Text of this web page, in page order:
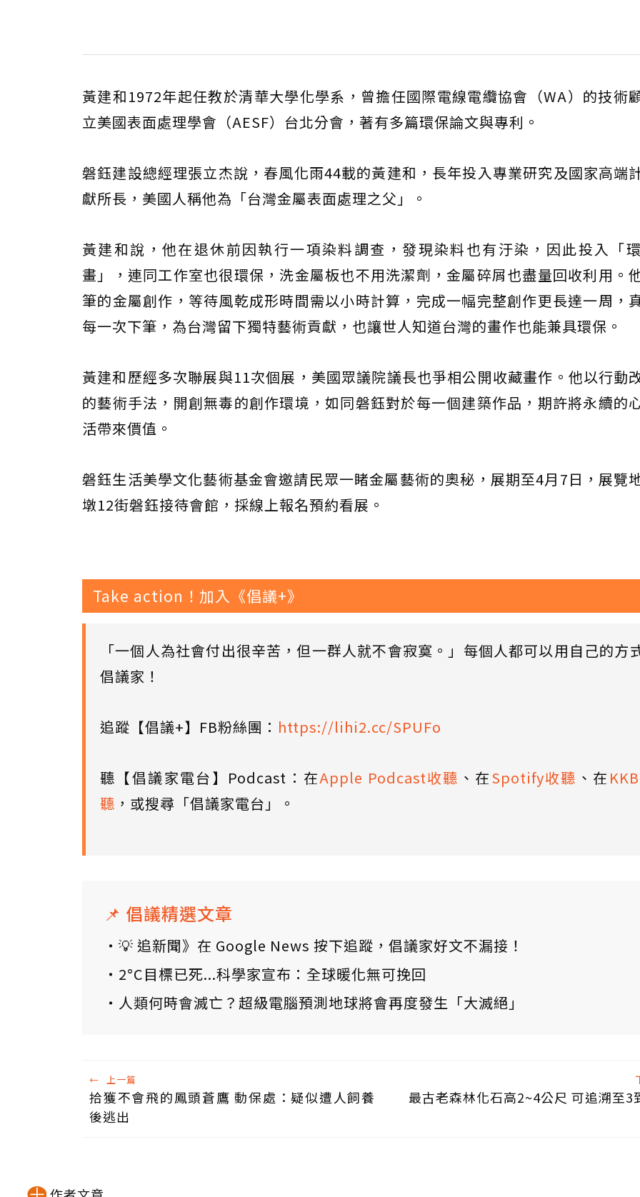
黃建和1972年起任教於清華大學化學系，曾擔任國際電線電纜協會（WA）的技術
立美國表面處理學會（AESF）台北分會，著有多篇環保論文與專利。
磐鈺建設總經理張立杰說，春風化雨44載的黃建和，長年投入專業研究及國家高端
獻所長，美國人稱他為「台灣金屬表面處理之父」。
黃建和說，他在退休前因執行一項染料調查，發現染料也有汙染，因此投入「
畫」，連同工作室也很環保，洗金屬板也不用洗潔劑，金屬碎屑也盡量回收利用。
筆的金屬創作，等待風乾成形時間需以小時計算，完成一幅完整創作更長達一周，
每一次下筆，為台灣留下獨特藝術貢獻，也讓世人知道台灣的畫作也能兼具環保。
黃建和歷經多次聯展與11次個展，美國眾議院議長也爭相公開收藏畫作。他以行動
的藝術手法，開創無毒的創作環境，如同磐鈺對於每一個建築作品，期許將永續的
活帶來價值。
磐鈺生活美學文化藝術基金會邀請民眾一睹金屬藝術的奧秘，展期至4月7日，展覽
墩12街磐鈺接待會館，採線上報名預約看展。
Take action！加入《倡議+》
「一個人為社會付出很辛苦，但一群人就不會寂寞。」每個人都可以用自己的方
倡議家！
追蹤【倡議+】FB粉絲團： https://lihi2.cc/SPUFo
聽【倡議家電台】Podcast：在Apple Podcast收聽 、在Spotify收聽 、在
聽 ，或搜尋「倡議家電台」。
📌 倡議精選文章
💡 追新聞》在 Google News 按下追蹤，倡議家好文不漏接！
2°C目標已死...科學家宣布：全球暖化無可挽回
人類何時會滅亡？超級電腦預測地球將會再度發生「大滅絕」
← 上一篇
拾獲不會飛的鳳頭蒼鷹 動保處：疑似遭人飼養
後逃出
最古老森林化石高2~4公尺 可追溯至3